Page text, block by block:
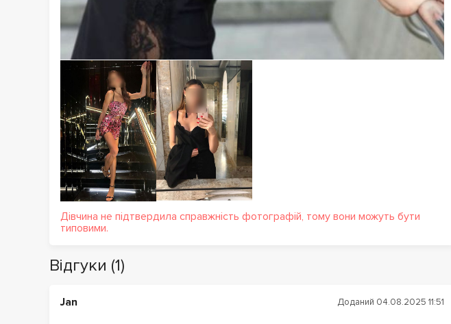
Дівчина не підтвердила справжність фотографій, тому вони можуть бути
типовими.
Відгуки (1)
Jan Доданий 04.08.2025 11:51